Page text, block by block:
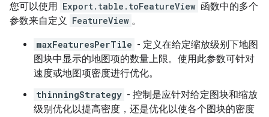
您可以使用 Export.table.toFeatureView 函数中的多个
参数来自定义
FeatureView 。
maxFeaturesPerTile - 定义在给定缩放级别下地图
图块中显示的地图项的数量上限。使用此参数可针对
速度或地图项密度进行优化。
thinningStrategy - 控制是应针对给定图块和缩放
级别优化以提高密度，还是优化以使各个图块的密度